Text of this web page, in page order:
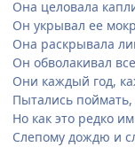
Она целовала
Он укрывал ее
Она раскрывала
Он обволакивал
Они каждый год,
Пытались поймать,
Но как это редко
Слепому дождю и